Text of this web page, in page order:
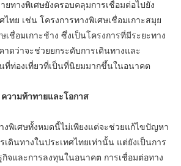
ทางพิเศษยังครอบคลุมการเชื่อมต่อไปยัง
ไทย เช่น โครงการทางพิเศษเชื่อมเกาะสมุย
เชื่อมเกาะช้าง ซึ่งเป็นโครงการที่มีระยะทาง
าดว่าจะช่วยยกระดับการเดินทางและ
ที่ท่องเที่ยวที่เป็นที่นิยมมากขึ้นในอนาคต
วามท้าทายและโอกาส
พิเศษทั้งหมดนี้ไม่เพียงแต่จะช่วยแก้ไขปัญหา
เดินทางในประเทศไทยเท่านั้น แต่ยังเป็นการ
กิจและการลงทุนในอนาคต การเชื่อมต่อทาง